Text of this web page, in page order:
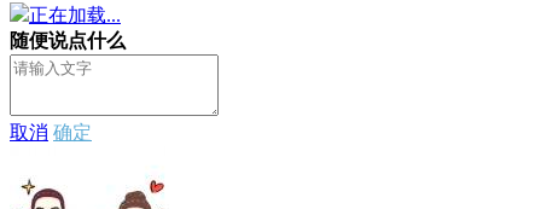
正在加载...
随便说点什么
取消 确定